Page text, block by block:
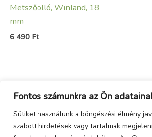
Fontos számunkra az Ön
Sütiket használunk a böngészési élmény
szabott hirdetések vagy tartalmak
Metszőolló, Winland, 18
mm
6 490 Ft